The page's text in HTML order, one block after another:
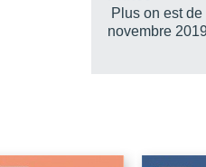
Chapitre 2. L’étude
gouvernementales au
Plus on est
novembre